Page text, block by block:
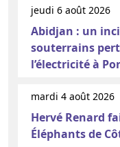
jeudi 6 août 2026
Abidjan : un
souterrains
l’électricité à
mardi 4 août 2026
Hervé Renard
Éléphants de